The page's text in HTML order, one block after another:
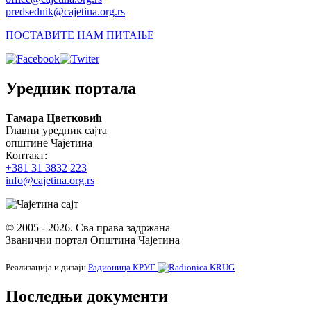
predsednik@cajetina.org.rs
ПОСТАВИТЕ НАМ ПИТАЊЕ
Уредник портала
Тамара Цветковић
Главни уредник сајта
општине Чајетина
Контакт:
+381 31 3832 223
info@cajetina.org.rs
© 2005 - 2026. Сва права задржана
Званични портал Општина Чајетина
Реализација и дизајн Радионица КРУГ
Последњи документи